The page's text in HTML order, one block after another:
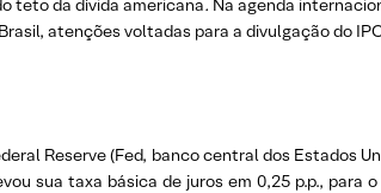
teto da dívida americana. Na agenda
atenções voltadas para a divulgação do
Reserve (Fed, banco central dos Estados
sua taxa básica de juros em 0,25 p.p.,